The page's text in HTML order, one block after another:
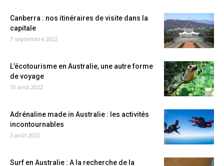
Canberra : nos itinéraires de visite dans la
capitale
7 septembre 2022
L’écotourisme en Australie, une autre forme
de voyage
10 août 2022
Adrénaline made in Australie : les activités
incontournables
3 août 2022
Surf en Australie : A la recherche de la